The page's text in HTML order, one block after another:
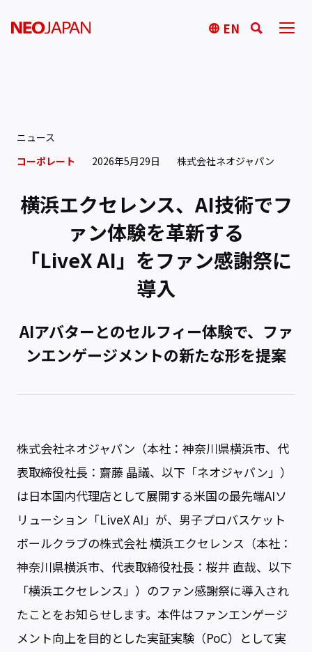
EN
ニュース
コーポレート
2026年5月29日 株式会社ネオジャパン
横浜エクセレンス、AI技術でフ
ァン体験を革新する
「LiveX AI」をファン感謝祭に
導入
AIアバターとのセルフィー体験で、ファ
ンエンゲージメントの新たな形を提案
株式会社ネオジャパン（本社：神奈川県横浜市、代
表取締役社長：齋藤 晶議、以下「ネオジャパン」）
は日本国内代理店として展開する米国の最先端AIソ
リューション「LiveX AI」が、男子プロバスケット
ボールクラブの株式会社 横浜エクセレンス（本社：
神奈川県横浜市、代表取締役社長：桜井 直哉、以下
「横浜エクセレンス」）のファン感謝祭に導入され
たことをお知らせします。本件はファンエンゲージ
メント向上を目的とした実証実験（PoC）として実